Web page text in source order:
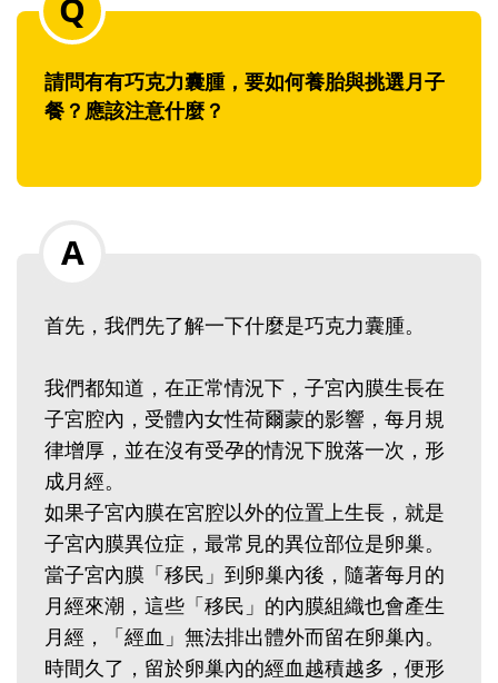
請問有有巧克力囊腫，要如何養胎與挑選月子
餐？應該注意什麼？‭ ‬
首先，我們先了解一下什麼是巧克力囊腫。‭ ‬
我們都知道，在正常情況下，子宮內膜生長在
子宮腔內，受體內女性荷爾蒙的影響，每月規
律增厚，並在沒有受孕的情況下脫落一次，形
成月經。‭ ‬
如果子宮內膜在宮腔以外的位置上生長，就是
子宮內膜異位症，最常見的異位部位是卵巢。
當子宮內膜「移民」到卵巢內後，隨著每月的
月經來潮，這些「移民」的內膜組織也會產生
月經，「經血」無法排出體外而留在卵巢內。
時間久了，留於卵巢內的經血越積越多，便形